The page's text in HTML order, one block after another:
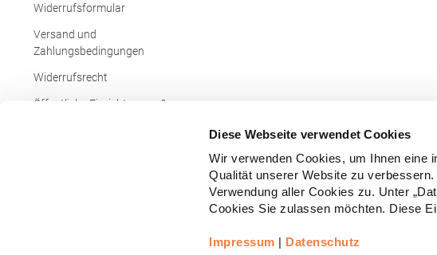
Diese Webseite verwendet Cookies
Wir verwenden Cookies, um Ihnen eine
Qualität unserer Website zu
Verwendung aller Cookies zu. Unter
Cookies Sie zulassen möchten. Diese
Impressum | Datenschutz
Widerrufsformular
Versand und
Zahlungsbedingungen
Widerrufsrecht
Öffentliche Einrichtungen &